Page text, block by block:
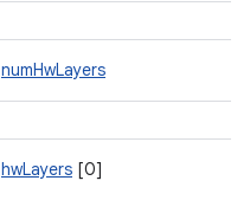
numHwLayers
hwLayers [0]